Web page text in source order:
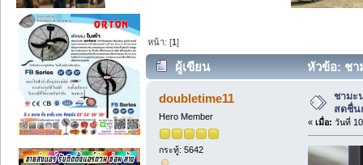
หน้า: [1]
ผู้เขียน หัวข้อ: ชา
doubletime11
Hero Member
กระทู้: 5642
ชามะ
สดชื่น
« เมื่อ: วันที่